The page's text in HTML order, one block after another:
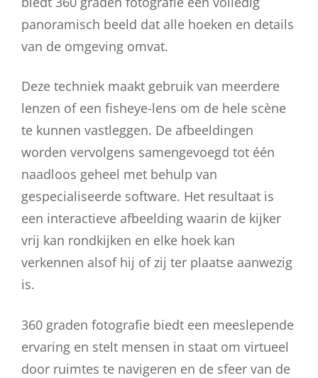
panoramisch beeld dat alle hoeken en details
van de omgeving omvat.
Deze techniek maakt gebruik van meerdere
lenzen of een fisheye-lens om de hele scène
te kunnen vastleggen. De afbeeldingen
worden vervolgens samengevoegd tot één
naadloos geheel met behulp van
gespecialiseerde software. Het resultaat is
een interactieve afbeelding waarin de kijker
vrij kan rondkijken en elke hoek kan
verkennen alsof hij of zij ter plaatse aanwezig
is.
360 graden fotografie biedt een meeslepende
ervaring en stelt mensen in staat om virtueel
door ruimtes te navigeren en de sfeer van de